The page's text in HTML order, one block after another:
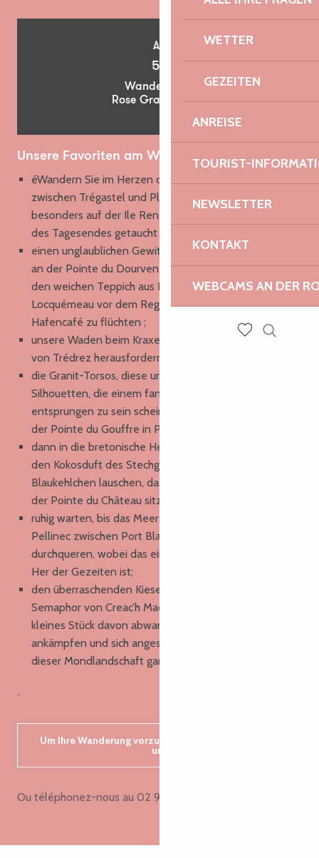
WETTER
GEZEITEN
ANREISE
TOURIST-
NEWSLETTER
KONTAKT
WEBCAMS AN DER
Ab
5€
Wanderkarte
Rose Granit Coast
Unsere Favoriten am Wegesrand
éWandern Sie im Herzen der rosa Granitchaos
zwischen Trégastel und Ploumanac’h, und ganz
besonders auf der Ile Renote, die in das sanfte Licht
des Tagesendes getaucht ist;
einen unglaublichen Gewitterhimmel vom Zollhäuschen
an der Pointe du Dourven aus bewundern, dann über
den weichen Teppich aus Kiefernnadeln laufen, um
Locquémeau vor dem Regen zu erreichen und sich ins
Hafencafé zu flüchten ;
unsere Waden beim Kraxeln auf den wilden Klippen
von Trédrez herausfordern;
die Granit-Torsos, diese unglaublichen ruinösen
Silhouetten, die einem fantastischen Buch
entsprungen zu sein scheinen, zwischen Pors Scaff und
der Pointe du Gouffre in Plougrescant anflirten;
dann in die bretonische Heidelandschaft eintauchen,
den Kokosduft des Stechginsters riechen, einem
Blaukehlchen lauschen, das auf seinem Vorsprung an
der Pointe du Château sitzt;
ruhig warten, bis das Meer absinkt, um die Bucht von
Pellinec zwischen Port Blanc und Buguélès zu
durchqueren, wobei das einzige Geräusch das Hin und
Her der Gezeiten ist;
den überraschenden Kieselpfeil der Talbertfurche vom
Semaphor von Creac’h Maout aus entdecken, dann ein
kleines Stück davon abwandern, gegen den Wind
ankämpfen und sich angesichts der Unermesslichkeit
dieser Mondlandschaft ganz klein fühlen.
.
Um Ihre Wanderung vorzubereiten, kontaktieren Sie
uns
Ou téléphonez-nous au 02 96 05 60 7